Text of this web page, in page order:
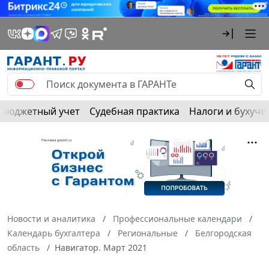
Бюджетный учет Судебная практика Налоги и
Новости и аналитика
Профессиональные календари
Календарь бухгалтера
Региональные
Белгородская
область
Навигатор. Март 2021